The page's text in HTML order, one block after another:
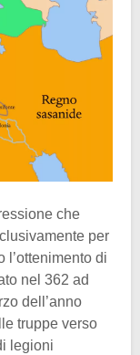
che
per
l’ottenimento di
nel 362 ad
dell’anno
truppe verso
legioni